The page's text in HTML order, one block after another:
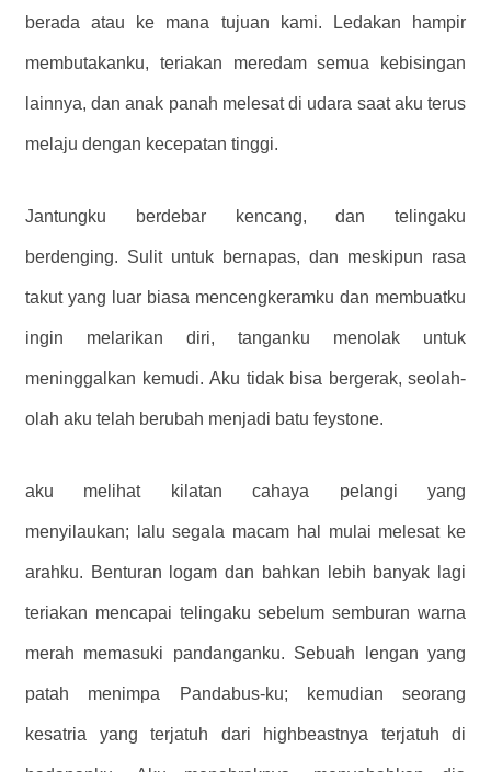
berada atau ke mana tujuan kami. Ledakan hampir
membutakanku, teriakan meredam semua kebisingan
lainnya, dan anak panah melesat di udara saat aku terus
melaju dengan kecepatan tinggi.
Jantungku berdebar kencang, dan telingaku
berdenging. Sulit untuk bernapas, dan meskipun rasa
takut yang luar biasa mencengkeramku dan membuatku
ingin melarikan diri, tanganku menolak untuk
meninggalkan kemudi. Aku tidak bisa bergerak, seolah-
olah aku telah berubah menjadi batu feystone.
aku melihat kilatan cahaya pelangi yang
menyilaukan; lalu segala macam hal mulai melesat ke
arahku. Benturan logam dan bahkan lebih banyak lagi
teriakan mencapai telingaku sebelum semburan warna
merah memasuki pandanganku. Sebuah lengan yang
patah menimpa Pandabus-ku; kemudian seorang
kesatria yang terjatuh dari highbeastnya terjatuh di